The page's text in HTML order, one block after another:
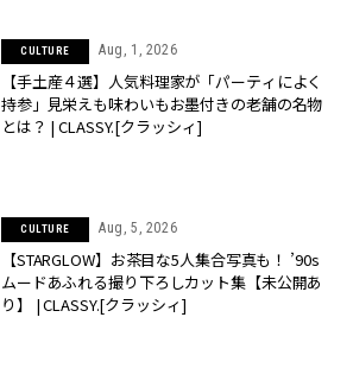
CULTURE Aug, 1, 2026
【手土産４選】人気料理家が「パーティによく
持参」見栄えも味わいもお墨付きの老舗の名物
とは？ | CLASSY.[クラッシィ]
CULTURE Aug, 5, 2026
【STARGLOW】お茶目な5人集合写真も！ ’90s
ムードあふれる撮り下ろしカット集【未公開あ
り】 | CLASSY.[クラッシィ]